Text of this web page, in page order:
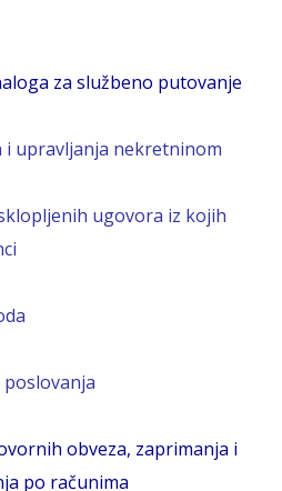
za službeno putovanje
i upravljanja nekretninom
enih ugovora iz kojih
obveza, zaprimanja i
po računima